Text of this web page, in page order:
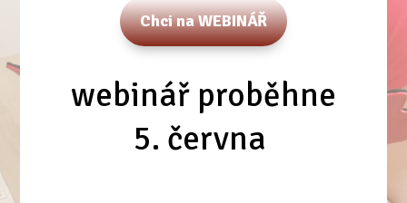
Chci na WEBINÁŘ
webinář proběhne
5. června